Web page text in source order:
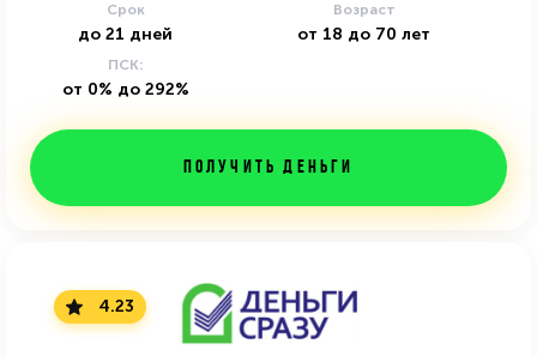
Срок
до 21 дней
Возраст
от 18 до 70 лет
ПСК:
от 0% до 292%
Получить деньги
4.23